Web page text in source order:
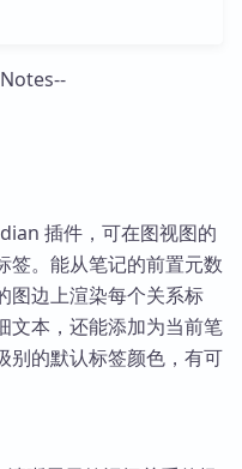
插件，可在图视图的
签。能从笔记的前置元数
图边上渲染每个关系标
文本，还能添加为当前笔
别的默认标签颜色，有可